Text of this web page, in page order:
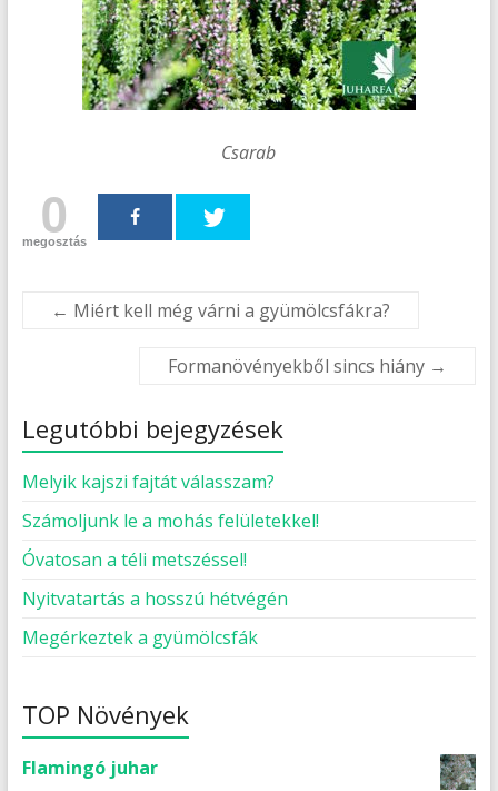
Csarab
0
megosztás
← Miért kell még várni a gyümölcsfákra?
Formanövényekből sincs hiány →
Legutóbbi bejegyzések
Melyik kajszi fajtát válasszam?
Számoljunk le a mohás felületekkel!
Óvatosan a téli metszéssel!
Nyitvatartás a hosszú hétvégén
Megérkeztek a gyümölcsfák
TOP Növények
Flamingó juhar